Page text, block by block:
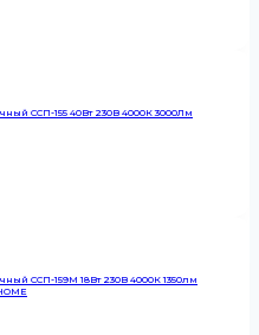
ССП-155 40Вт 230В 4000К 3000Лм
ССП-159М 18Вт 230В 4000К 1350лм